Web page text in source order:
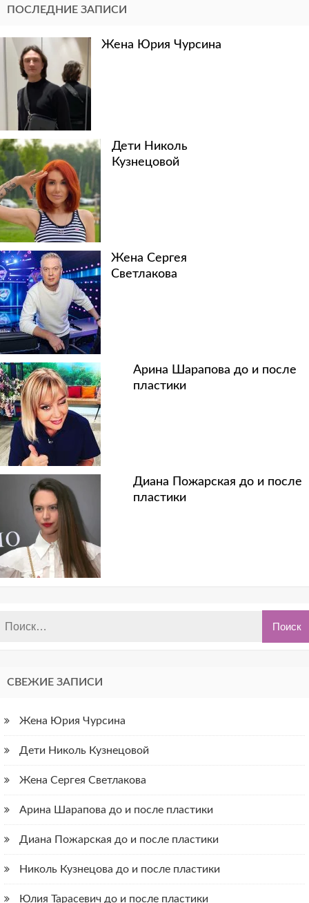
ПОСЛЕДНИЕ ЗАПИСИ
Жена Юрия Чурсина
Дети Николь
Кузнецовой
Жена Сергея
Светлакова
Арина Шарапова до и после
пластики
Диана Пожарская до и после
пластики
СВЕЖИЕ ЗАПИСИ
Жена Юрия Чурсина
Дети Николь Кузнецовой
Жена Сергея Светлакова
Арина Шарапова до и после пластики
Диана Пожарская до и после пластики
Николь Кузнецова до и после пластики
Юлия Тарасевич до и после пластики